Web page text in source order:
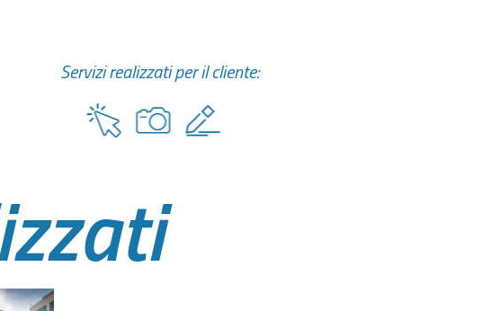
Servizi realizzati per il cliente: